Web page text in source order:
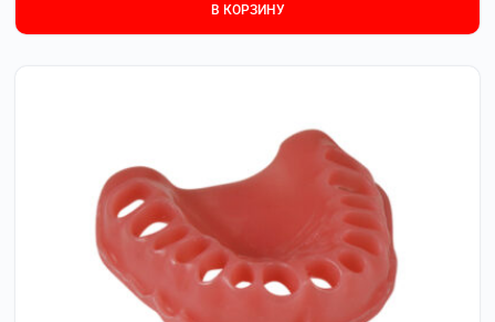
В КОРЗИНУ